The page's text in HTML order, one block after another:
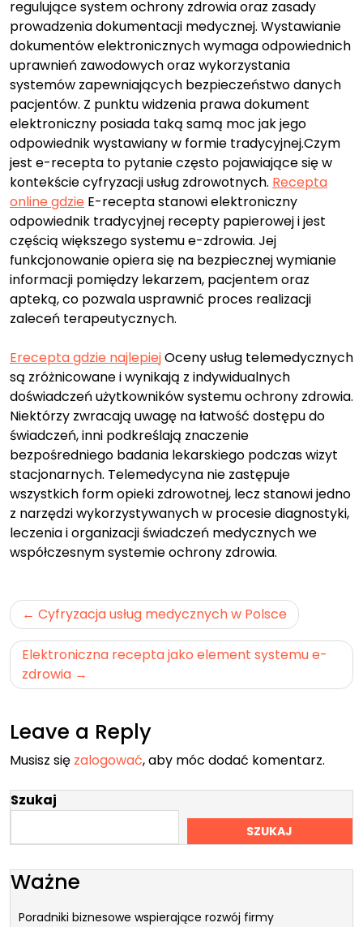
regulujące system ochrony zdrowia oraz zasady
prowadzenia dokumentacji medycznej. Wystawianie
dokumentów elektronicznych wymaga odpowiednich
uprawnień zawodowych oraz wykorzystania
systemów zapewniających bezpieczeństwo danych
pacjentów. Z punktu widzenia prawa dokument
elektroniczny posiada taką samą moc jak jego
odpowiednik wystawiany w formie tradycyjnej.Czym
jest e-recepta to pytanie często pojawiające się w
kontekście cyfryzacji usług zdrowotnych. Recepta
online gdzie E-recepta stanowi elektroniczny
odpowiednik tradycyjnej recepty papierowej i jest
częścią większego systemu e-zdrowia. Jej
funkcjonowanie opiera się na bezpiecznej wymianie
informacji pomiędzy lekarzem, pacjentem oraz
apteką, co pozwala usprawnić proces realizacji
zaleceń terapeutycznych.
Erecepta gdzie najlepiejOceny usług telemedycznych
są zróżnicowane i wynikają z indywidualnych
doświadczeń użytkowników systemu ochrony zdrowia.
Niektórzy zwracają uwagę na łatwość dostępu do
świadczeń, inni podkreślają znaczenie
bezpośredniego badania lekarskiego podczas wizyt
stacjonarnych. Telemedycyna nie zastępuje
wszystkich form opieki zdrowotnej, lecz stanowi jedno
z narzędzi wykorzystywanych w procesie diagnostyki,
leczenia i organizacji świadczeń medycznych we
współczesnym systemie ochrony zdrowia.
Nawigacja
wpisu
Cyfryzacja usług medycznych w Polsce
Elektroniczna recepta jako element systemu e-
zdrowia
Leave a Reply
Musisz się zalogować, aby móc dodać komentarz.
Szukaj
SZUKAJ
Ważne
Poradniki biznesowe wspierające rozwój firmy